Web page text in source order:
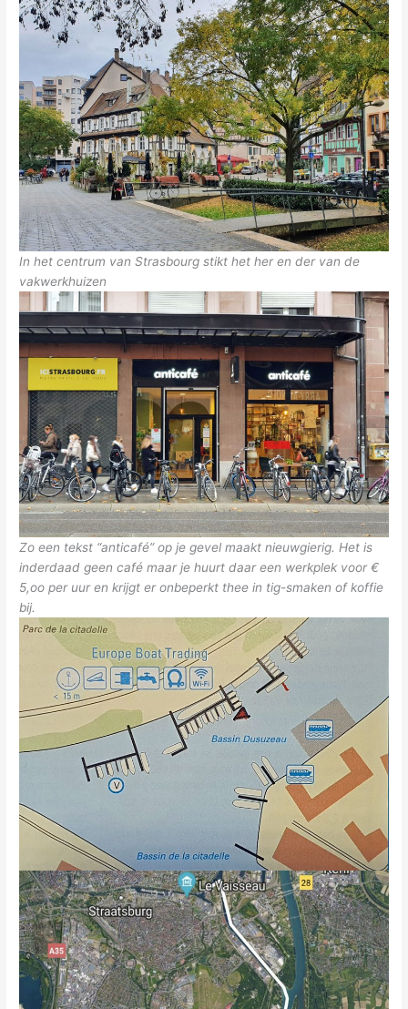
In het centrum van Strasbourg stikt het her en der van de
vakwerkhuizen
Zo een tekst “anticafé” op je gevel maakt nieuwgierig. Het is
inderdaad geen café maar je huurt daar een werkplek voor €
5,oo per uur en krijgt er onbeperkt thee in tig-smaken of koffie
bij.